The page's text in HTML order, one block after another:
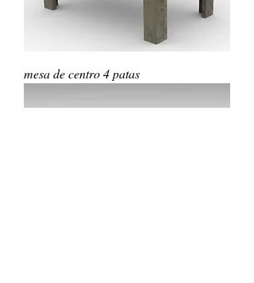
mesa de centro 4 patas